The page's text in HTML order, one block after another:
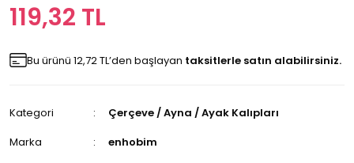
119,32 TL
Bu ürünü 12,72 TL’den başlayan taksitlerle satın alabilirsiniz.
Kategori
Çerçeve / Ayna / Ayak Kalıpları
Marka
enhobim